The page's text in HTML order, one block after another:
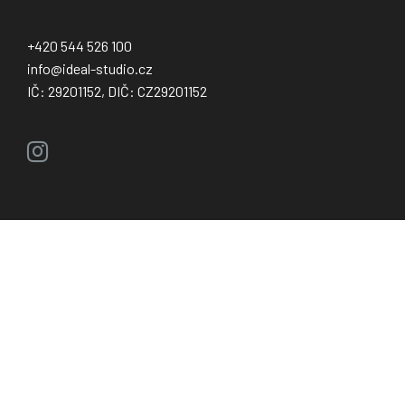
+420 544 526 100
info@ideal-studio.cz
IČ: 29201152, DIČ: CZ29201152